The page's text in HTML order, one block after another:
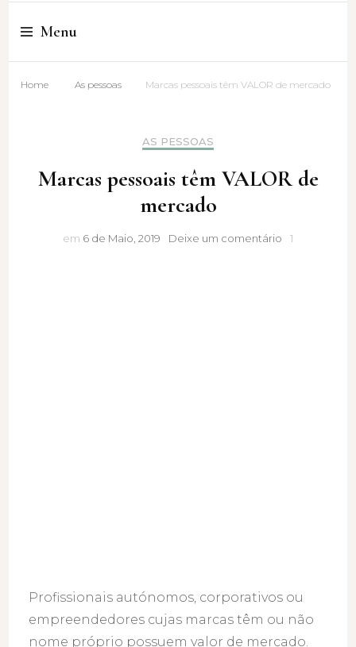
Cristina Amaro
Menu
Home As pessoas Marcas pessoais têm VALOR de mercado
AS PESSOAS
Marcas pessoais têm VALOR de
mercado
em 6 de Maio, 2019 Deixe um comentário Marcas
1
Profissionais autónomos, corporativos ou
empreendedores cujas marcas têm ou não
nome próprio possuem valor de mercado.